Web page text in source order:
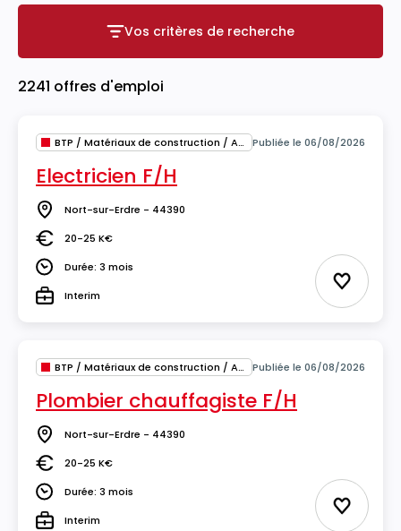
Vos critères de recherche
Vos critères de recherche
2241 offres d'emploi
BTP / Matériaux de construction / Architecture Publiée le 06/08/2026
Electricien F/H
Lieu Nort-sur-Erdre - 44390
Salaire20-25 K€
DuréeDurée: 3 mois
TypeInterim Ajouter
BTP / Matériaux de construction / Architecture Publiée le 06/08/2026
Plombier chauffagiste F/H
Lieu Nort-sur-Erdre - 44390
Salaire20-25 K€
DuréeDurée: 3 mois
Interim Ajouter